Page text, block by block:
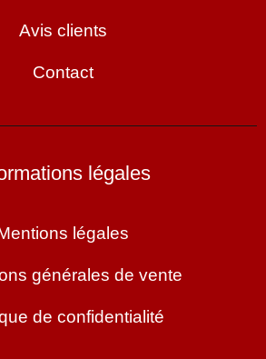
Avis clients
Contact
légales
légales
générales de vente
de confidentialité